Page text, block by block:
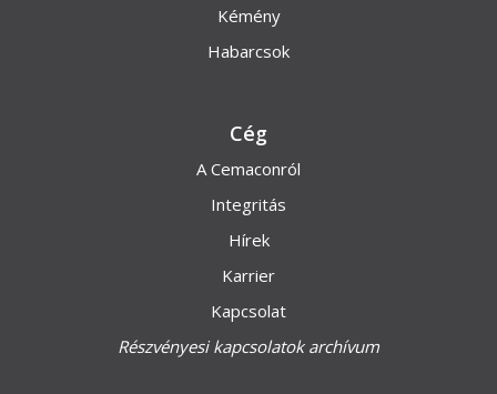
Kémény
Habarcsok
Cég
A Cemaconról
Integritás
Hírek
Karrier
Kapcsolat
Részvényesi kapcsolatok archívum